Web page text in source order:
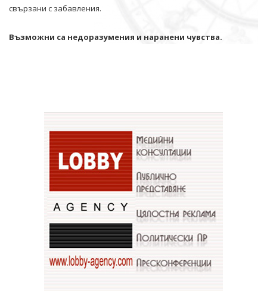
свързани с забавления.
Възможни са недоразумения и наранени чувства.